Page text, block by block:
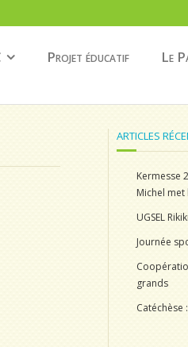
Projet éducatif Le
ARTICLES
Kermesse
Michel met
UGSEL
Journée
grands
Catéchèse